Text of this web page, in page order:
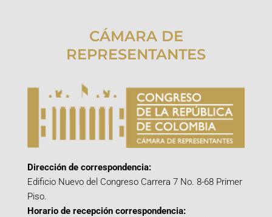
CÁMARA DE
REPRESENTANTES
Dirección de correspondencia:
Edificio Nuevo del Congreso Carrera 7 No. 8-68 Primer
Piso.
Horario de recepción correspondencia: